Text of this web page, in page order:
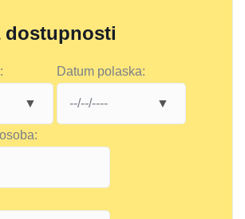
dostupnosti
Datum polaska: